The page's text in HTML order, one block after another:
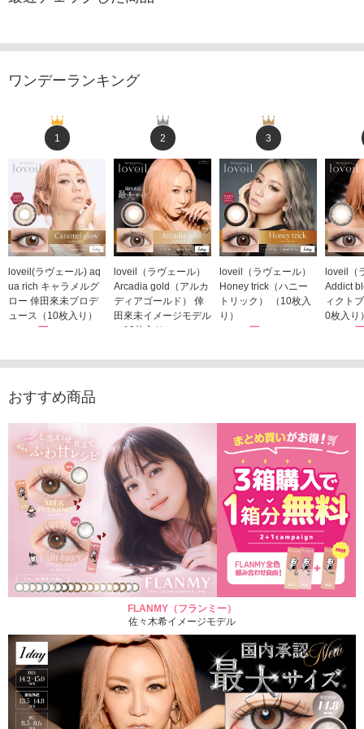
ワンデーランキング
1
loveil(ラヴェール) aq
ua rich キャラメルグ
ロー 倖田來未プロデ
ュース（10枚入り）
1,760円
2
loveil（ラヴェール）
Arcadia gold（アルカ
ディアゴールド） 倖
田來未イメージモデル
（10枚入り）
3
loveil（ラヴェール）
Honey trick（ハニー
トリック） （10枚入
り）
1,760円
loveil（
Addict
ィクト
0枚入り
1,760
おすすめ商品
FLANMY（フランミー）
佐々木希イメージモデル